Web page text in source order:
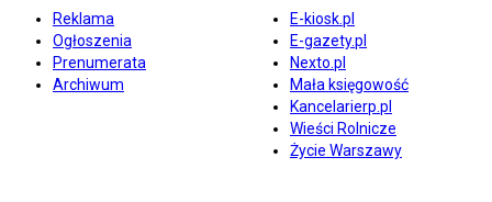
Reklama
Ogłoszenia
Prenumerata
Archiwum
E-kiosk.pl
E-gazety.pl
Nexto.pl
Mała księgowość
Kancelarierp.pl
Wieści Rolnicze
Życie Warszawy